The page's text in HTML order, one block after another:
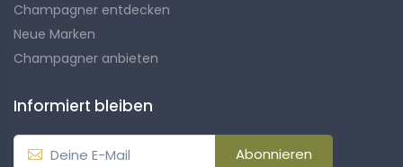
Champagner entdecken
Neue Marken
Champagner anbieten
Informiert bleiben
Abonnieren